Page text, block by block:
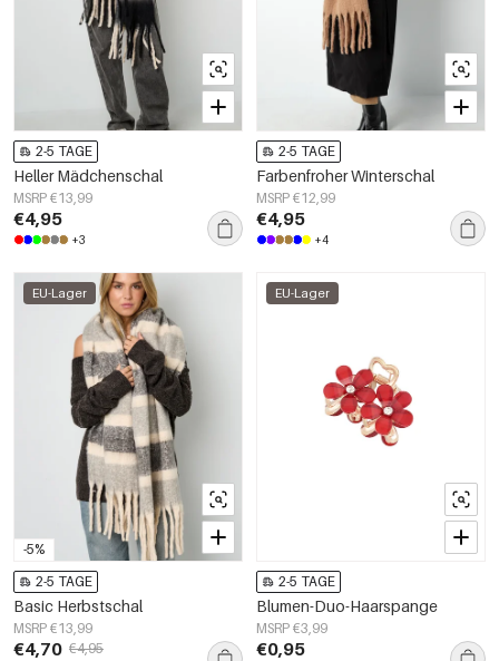
2-5 TAGE
Heller Mädchenschal
MSRP €13,99
€4,95
+3
2-5 TAGE
Farbenfroher Winterschal
MSRP €12,99
€4,95
+4
-5%
EU-Lager
2-5 TAGE
Basic Herbstschal
MSRP €13,99
€4,70 €4,95
EU-Lager
2-5 TAGE
Blumen-Duo-Haarspange
MSRP €3,99
€0,95